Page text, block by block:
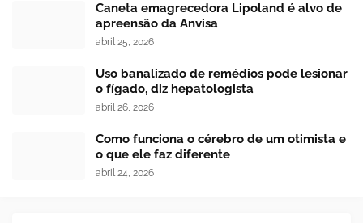
Caneta emagrecedora Lipoland é alvo de
apreensão da Anvisa
abril 25, 2026
Uso banalizado de remédios pode lesionar
o fígado, diz hepatologista
abril 26, 2026
Como funciona o cérebro de um otimista e
o que ele faz diferente
abril 24, 2026